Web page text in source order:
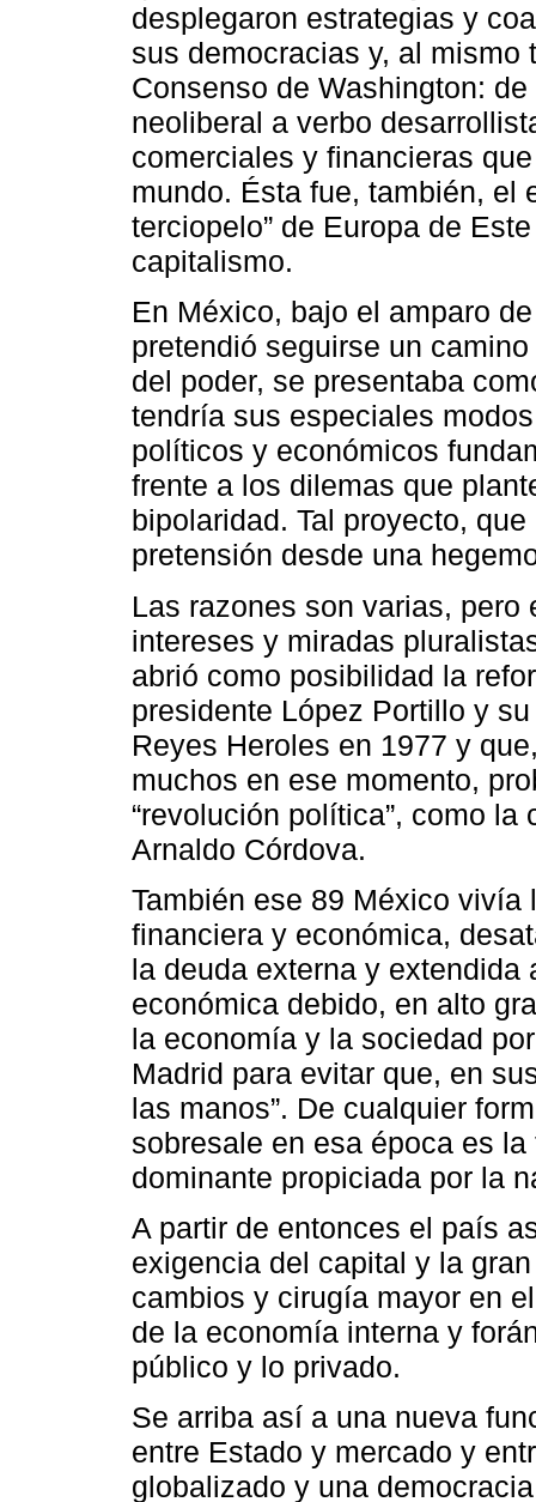
desplegaron estrategias y
sus democracias y, al mismo
Consenso de Washington:
neoliberal a verbo
comerciales y financieras
mundo. Ésta fue, también, el
terciopelo” de Europa de
capitalismo.
En México, bajo el amparo
pretendió seguirse un
del poder, se presentaba
tendría sus especiales
políticos y económicos
frente a los dilemas que
bipolaridad. Tal proyecto,
pretensión desde una
Las razones son varias,
intereses y miradas
abrió como posibilidad la
presidente López Portillo y
Reyes Heroles en 1977 y
muchos en ese momento,
“revolución política”, como
Arnaldo Córdova.
También ese 89 México
financiera y económica,
la deuda externa y extendida
económica debido, en alto
la economía y la sociedad
Madrid para evitar que, en
las manos”. De cualquier
sobresale en esa época es la
dominante propiciada por la
A partir de entonces el país
exigencia del capital y la
cambios y cirugía mayor en
de la economía interna y
público y lo privado.
Se arriba así a una nueva
entre Estado y mercado y
globalizado y una